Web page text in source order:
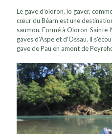
Le gave d’oloron, lo gaver,
cœur du Béarn est une
saumon. Formé à Oloron-
gaves d'Aspe et d'Ossau, il
gave de Pau en amont de